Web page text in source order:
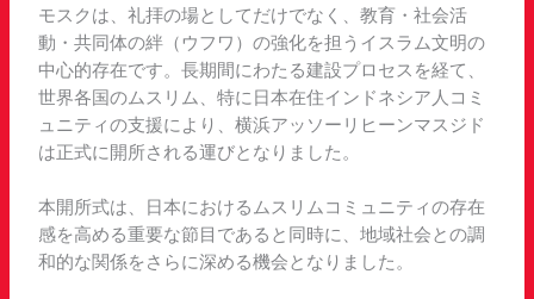
モスクは、礼拝の場としてだけでなく、教育・社会活
動・共同体の絆（ウフワ）の強化を担うイスラム文明の
中心的存在です。長期間にわたる建設プロセスを経て、
世界各国のムスリム、特に日本在住インドネシア人コミ
ュニティの支援により、横浜アッソーリヒーンマスジド
は正式に開所される運びとなりました。
本開所式は、日本におけるムスリムコミュニティの存在
感を高める重要な節目であると同時に、地域社会との調
和的な関係をさらに深める機会となりました。